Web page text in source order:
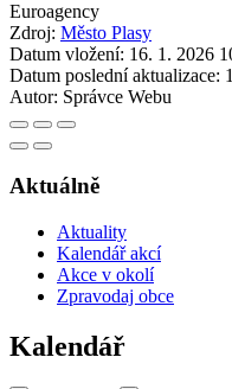
Euroagency
Zdroj: Město Plasy
Datum vložení: 16. 1. 2026
Datum poslední aktualizace:
Autor: Správce Webu
Aktuálně
Aktuality
Kalendář akcí
Akce v okolí
Zpravodaj obce
Kalendář